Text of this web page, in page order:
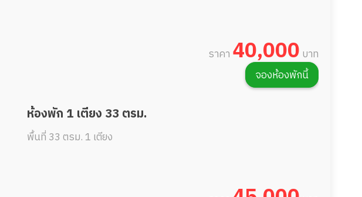
ราคา 40,000 บาท
จองห้องพักนี้
ห้องพัก 1 เตียง 33 ตรม.
พื้นที่ 33 ตรม. 1 เตียง